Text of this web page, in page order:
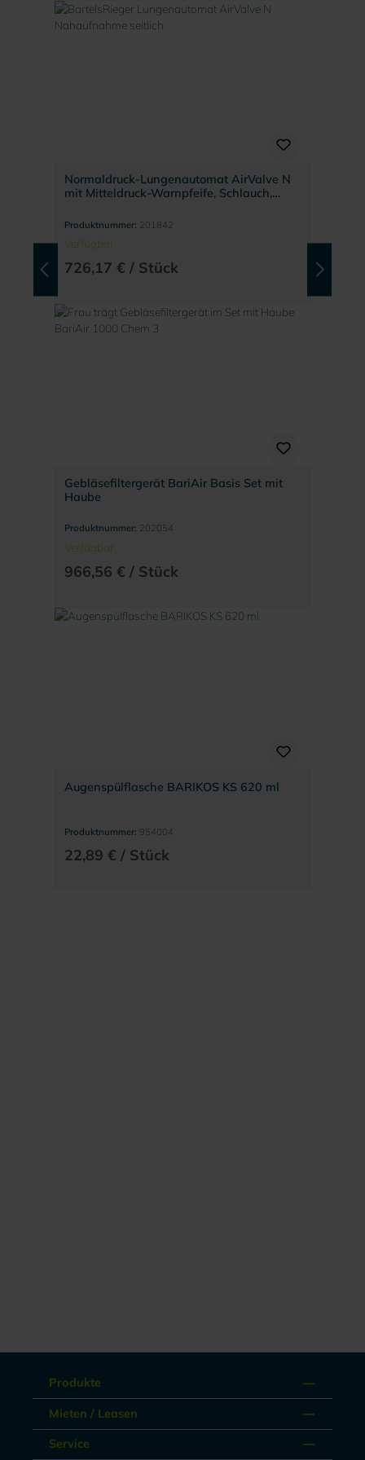
Normaldruck-Lungenautomat AirValve N
mit Mitteldruck-Warnpfeife, Schlauch,
Produktnummer: 201842
Verfügbar
726,17 € / Stück
Gebläsefiltergerät BariAir Basis Set mit
Haube
Produktnummer: 202054
Verfügbar
966,56 € / Stück
Augenspülflasche BARIKOS KS 620 ml
Produktnummer: 954004
22,89 € / Stück
Produkte
Mieten / Leasen
Service